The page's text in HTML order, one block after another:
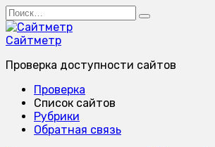
Перейти
к
содержанию
Search
for:
Сайтметр
Проверка доступности сайтов
Проверка
Список сайтов
Рубрики
Обратная связь